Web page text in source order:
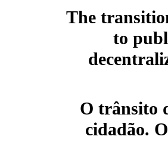
The
to
O trânsito
cidadão.